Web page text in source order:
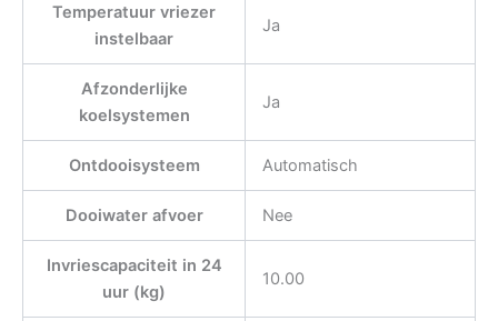
Temperatuur vriezer
instelbaar
Ja
Afzonderlijke
koelsystemen
Ja
Ontdooisysteem Automatisch
Dooiwater afvoer Nee
Invriescapaciteit in 24
uur (kg)
10.00